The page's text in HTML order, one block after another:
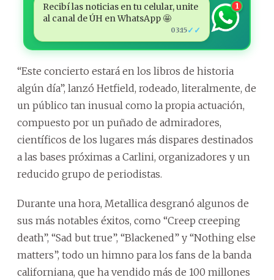
Recibí las noticias en tu celular, unite
al canal de ÚH en WhatsApp 🤩
03:15✓✓
1
“Este concierto estará en los libros de historia
algún día”, lanzó Hetfield, rodeado, literalmente, de
un público tan inusual como la propia actuación,
compuesto por un puñado de admiradores,
científicos de los lugares más dispares destinados
a las bases próximas a Carlini, organizadores y un
reducido grupo de periodistas.
Durante una hora, Metallica desgranó algunos de
sus más notables éxitos, como “Creep creeping
death”, “Sad but true”, “Blackened” y “Nothing else
matters”, todo un himno para los fans de la banda
californiana, que ha vendido más de 100 millones